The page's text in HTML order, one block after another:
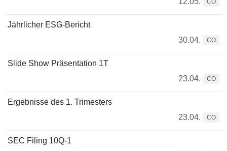
CO
Jährlicher ESG-Bericht
30.04.
CO
Slide Show Präsentation 1T
23.04.
CO
Ergebnisse des 1. Trimesters
23.04.
CO
SEC Filing 10Q-1